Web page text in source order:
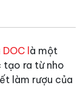
l à một
tạo ra từ nho
làm rượu của